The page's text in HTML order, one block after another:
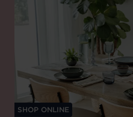
SHOP ONLINE